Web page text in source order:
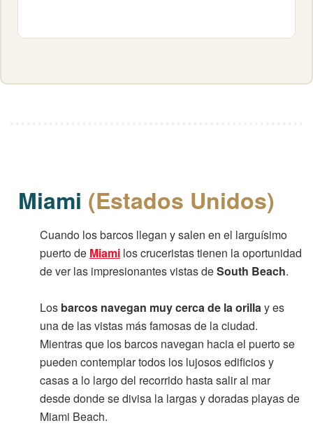
Miami (Estados Unidos)
Cuando los barcos llegan y salen en el larguísimo
puerto de Miamilos cruceristas tienen la oportunidad
de ver las impresionantes vistas deSouth Beach.
Los barcos navegan muy cerca de la orillay es
una de las vistas más famosas de la ciudad.
Mientras que los barcos navegan hacia el puerto se
pueden contemplar todos los lujosos edificios y
casas a lo largo del recorrido hasta salir al mar
desde donde se divisa la largas y doradas playas de
Miami Beach.